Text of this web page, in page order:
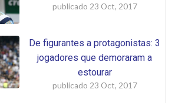
publicado 23 Oct, 2017
De figurantes a protagonistas: 3
jogadores que demoraram a
estourar
publicado 23 Oct, 2017